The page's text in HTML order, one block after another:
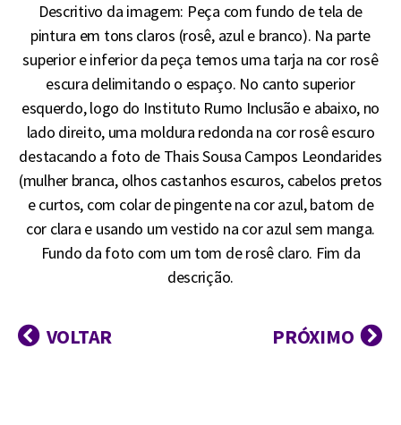
Descritivo da imagem: Peça com fundo de tela de
pintura em tons claros (rosê, azul e branco). Na parte
superior e inferior da peça temos uma tarja na cor rosê
escura delimitando o espaço. No canto superior
esquerdo, logo do Instituto Rumo Inclusão e abaixo, no
lado direito, uma moldura redonda na cor rosê escuro
destacando a foto de Thais Sousa Campos Leondarides
(mulher branca, olhos castanhos escuros, cabelos pretos
e curtos, com colar de pingente na cor azul, batom de
cor clara e usando um vestido na cor azul sem manga.
Fundo da foto com um tom de rosê claro. Fim da
descrição.
VOLTAR PRÓXIMO